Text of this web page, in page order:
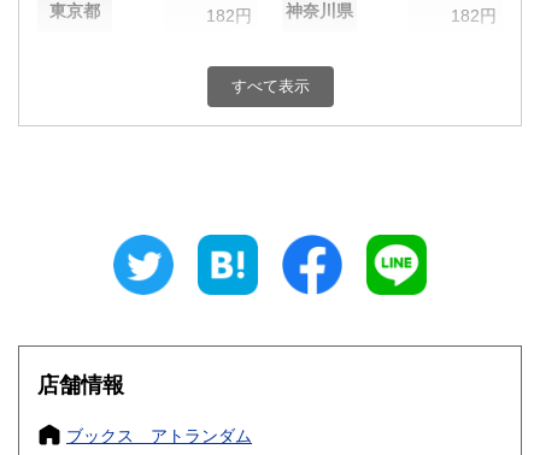
東京都 182円 神奈川県 182円
182円 富山県
182円 三重県
大阪府
奈良県 182円
すべて表示
店舗情報
ブックス アトランダム